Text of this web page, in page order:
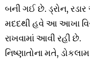
બની ગઈ છે. ડ્રોન,
મદદથી હવે આ આખા
રાખવામાં આવી રહી છે.
નિષ્ણાતોના મતે,